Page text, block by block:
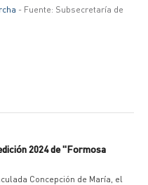
- Fuente: Subsecretaría de
2024 de "Formosa
Concepción de María, el